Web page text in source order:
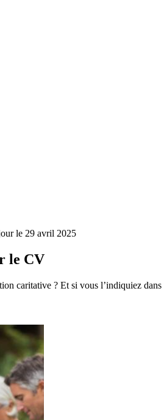
le 29 avril 2025
le CV
caritative ? Et si vous l’indiquiez